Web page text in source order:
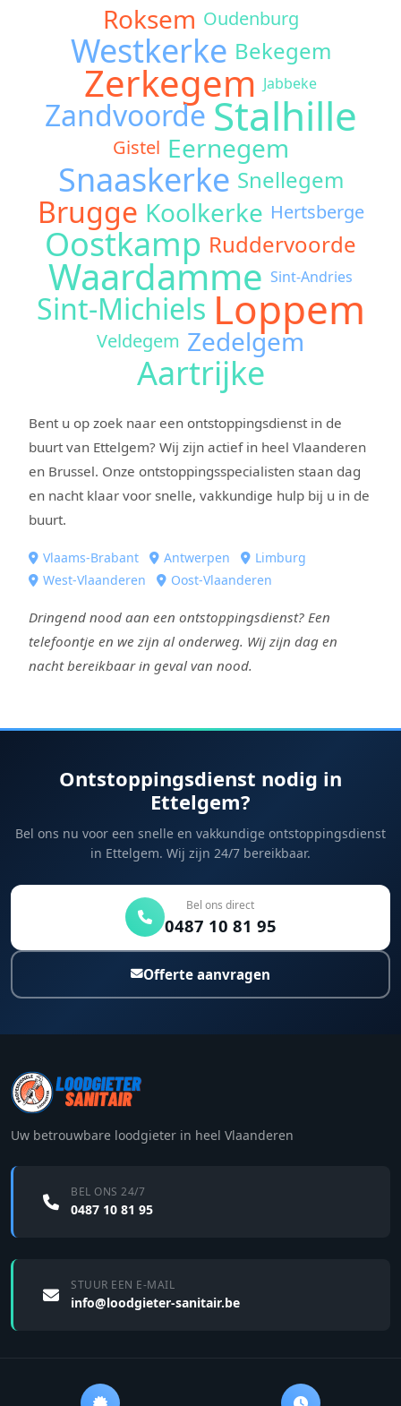
Roksem Oudenburg
Westkerke Bekegem
Zerkegem Jabbeke
ZandvoordeStalhille
Gistel Eernegem
Snaaskerke Snellegem
Brugge Koolkerke Hertsberge
Oostkamp Ruddervoorde
Waardamme Sint-Andries
Sint-MichielsLoppem
Veldegem Zedelgem
Aartrijke
Bent u op zoek naar een ontstoppingsdienst in de
buurt van Ettelgem? Wij zijn actief in heel Vlaanderen
en Brussel. Onze ontstoppingsspecialisten staan dag
en nacht klaar voor snelle, vakkundige hulp bij u in de
buurt.
Vlaams-Brabant Antwerpen
Limburg
West-Vlaanderen
Oost-Vlaanderen
Dringend nood aan een ontstoppingsdienst? Een
telefoontje en we zijn al onderweg. Wij zijn dag en
nacht bereikbaar in geval van nood.
Ontstoppingsdienst nodig in
Ettelgem?
Bel ons nu voor een snelle en vakkundige ontstoppingsdienst
in Ettelgem. Wij zijn 24/7 bereikbaar.
Bel ons direct
0487 10 81 95
Offerte aanvragen
Uw betrouwbare loodgieter in heel Vlaanderen
BEL ONS 24/7
0487 10 81 95
STUUR EEN E-MAIL
info@loodgieter-sanitair.be